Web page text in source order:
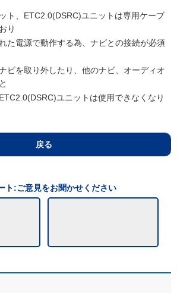
ト、ETC2.0(DSRC)ユニットは専用ケーブ
り
た電源で動作する為、ナビとの接続が必須
ビを取り外したり、他のナビ、オーディオ
ユニットは使用できなくなり
戻る
ト:ご意見をお聞かせください